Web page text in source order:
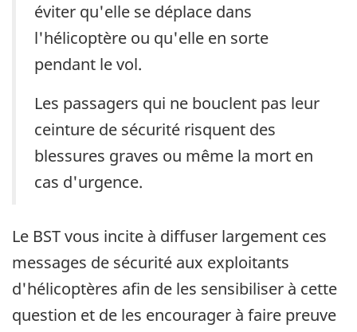
éviter qu'elle se déplace dans
l'hélicoptère ou qu'elle en sorte
pendant le vol.
Les passagers qui ne bouclent pas leur
ceinture de sécurité risquent des
blessures graves ou même la mort en
cas d'urgence.
Le BST vous incite à diffuser largement ces
messages de sécurité aux exploitants
d'hélicoptères afin de les sensibiliser à cette
question et de les encourager à faire preuve